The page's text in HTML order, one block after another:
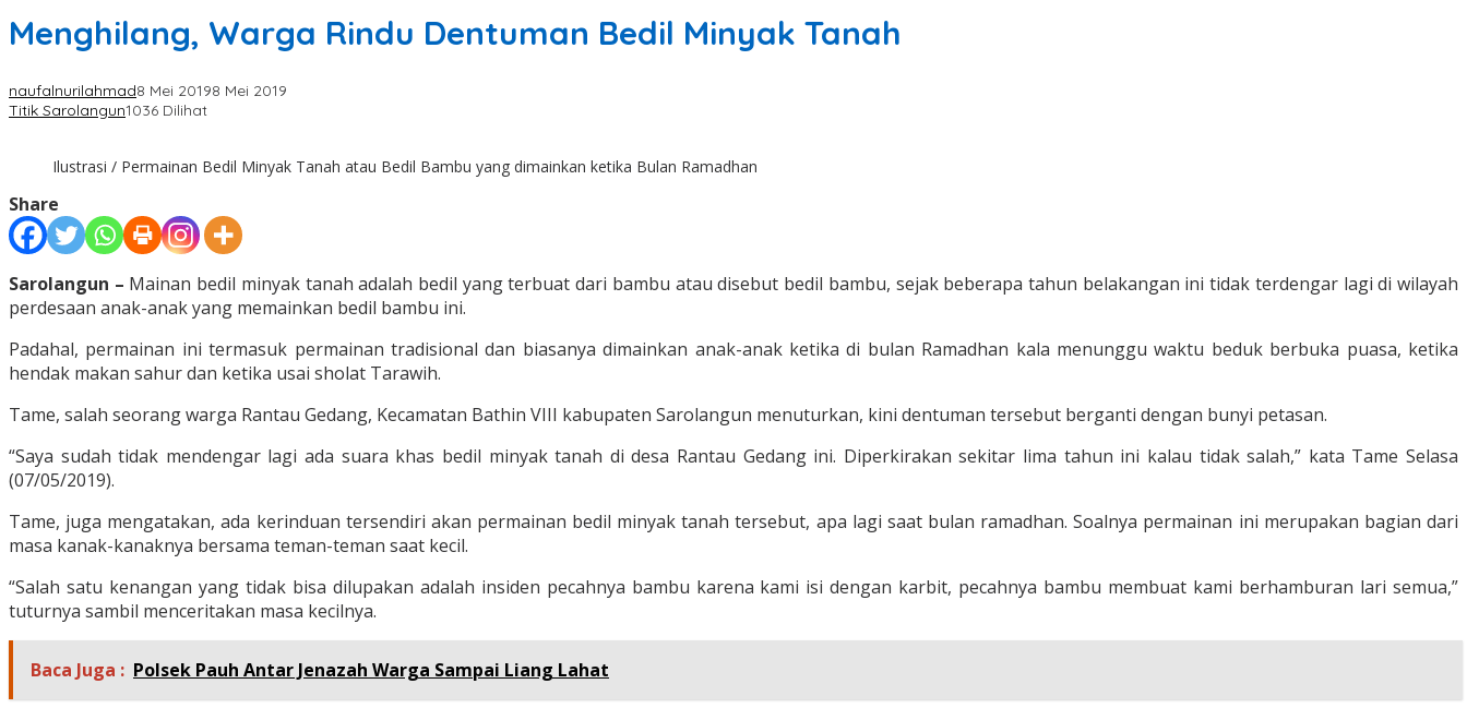
Menghilang, Warga Rindu Dentuman Bedil Minyak Tanah
naufalnurilahmad8 Mei 20198 Mei 2019
Titik Sarolangun1036 Dilihat
Ilustrasi / Permainan Bedil Minyak Tanah atau Bedil Bambu yang dimainkan ketika Bulan Ramadhan
Share
Sarolangun – Mainan bedil minyak tanah adalah bedil yang terbuat dari bambu atau disebut bedil bambu, sejak beberapa tahun belakangan ini tidak terdengar lagi di wilayah
perdesaan anak-anak yang memainkan bedil bambu ini.
Padahal, permainan ini termasuk permainan tradisional dan biasanya dimainkan anak-anak ketika di bulan Ramadhan kala menunggu waktu beduk berbuka puasa, ketika
hendak makan sahur dan ketika usai sholat Tarawih.
Tame, salah seorang warga Rantau Gedang, Kecamatan Bathin VIII kabupaten Sarolangun menuturkan, kini dentuman tersebut berganti dengan bunyi petasan.
“Saya sudah tidak mendengar lagi ada suara khas bedil minyak tanah di desa Rantau Gedang ini. Diperkirakan sekitar lima tahun ini kalau tidak salah,” kata Tame Selasa
(07/05/2019).
Tame, juga mengatakan, ada kerinduan tersendiri akan permainan bedil minyak tanah tersebut, apa lagi saat bulan ramadhan. Soalnya permainan ini merupakan bagian dari
masa kanak-kanaknya bersama teman-teman saat kecil.
“Salah satu kenangan yang tidak bisa dilupakan adalah insiden pecahnya bambu karena kami isi dengan karbit, pecahnya bambu membuat kami berhamburan lari semua,”
tuturnya sambil menceritakan masa kecilnya.
Baca Juga : Polsek Pauh Antar Jenazah Warga Sampai Liang Lahat